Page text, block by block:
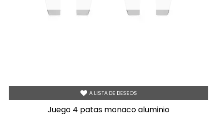
A LISTA DE DESEOS
juego 4 patas monaco aluminio